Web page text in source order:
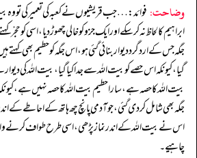
وضاحت: فوائد: … جب قریشیوں نے کعبہ کی تعمیر کی تو وہ
ابراہیم کا لحاظ نہ کر سکے اور ایک جزو کو خالی چھوڑ دیا، اسی کو
جگہ جس کے ارد گرد دیوار بنائی گئی ہو، اس جگہ کو حطیم بھی
گیا، کیونکہ اس حصے کو بیت اللہ سے جدا کیا گیا، بیت اللہ کی
بیت اللہ کا حصہ ہے، سارا حطیم بیت اللہ کا حصہ نہیں ہے،
جگہ بھی شامل کر دی گئی، جو آدمی پانچ چھ ہاتھ کے احاطے کے
اس نے بیت اللہ کے اندر نماز پڑھی، اسی طرح طواف کرنے
چاہیے۔